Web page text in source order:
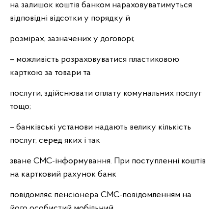
на залишок коштів банком нараховуватимуться
відповідні відсотки у порядку й
розмірах, зазначених у договорі;
– можливість розраховуватися пластиковою
карткою за товари та
послуги, здійснювати оплату комунальних послуг
тощо;
– банківські установи надають велику кількість
послуг, серед яких і так
зване СМС-інформування. При поступленні коштів
на картковий рахунок банк
повідомляє пенсіонера СМС-повідомленням на